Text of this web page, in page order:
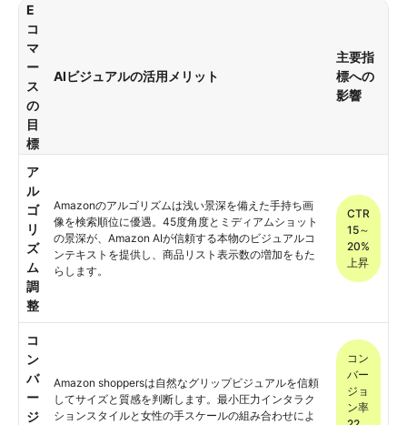
E
コ
マ
ー
ス
の
目
標
AIビジュアルの活用メリット
主要指
標への
影響
ア
ル
ゴ
リ
ズ
ム
調
整
Amazonのアルゴリズムは浅い景深を備えた手持ち画
像を検索順位に優遇。45度角度とミディアムショット
の景深が、Amazon AIが信頼する本物のビジュアルコ
ンテキストを提供し、商品リスト表示数の増加をもた
らします。
CTR
15～
20%
上昇
コ
ン
バ
ー
ジ
Amazon shoppersは自然なグリップビジュアルを信頼
してサイズと質感を判断します。最小圧力インタラク
ションスタイルと女性の手スケールの組み合わせによ
コン
バー
ジョ
ン率